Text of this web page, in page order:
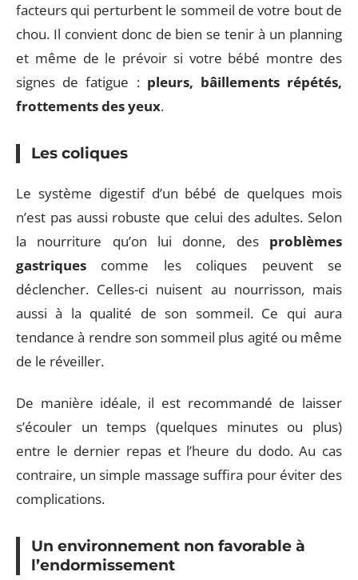
facteurs qui perturbent le sommeil de votre bout de
chou. Il convient donc de bien se tenir à un planning
et même de le prévoir si votre bébé montre des
signes de fatigue : pleurs, bâillements répétés,
frottements des yeux.
Les coliques
Le système digestif d’un bébé de quelques mois
n’est pas aussi robuste que celui des adultes. Selon
la nourriture qu’on lui donne, des problèmes
gastriques comme les coliques peuvent se
déclencher. Celles-ci nuisent au nourrisson, mais
aussi à la qualité de son sommeil. Ce qui aura
tendance à rendre son sommeil plus agité ou même
de le réveiller.
De manière idéale, il est recommandé de laisser
s’écouler un temps (quelques minutes ou plus)
entre le dernier repas et l’heure du dodo. Au cas
contraire, un simple massage suffira pour éviter des
complications.
Un environnement non favorable à
l’endormissement